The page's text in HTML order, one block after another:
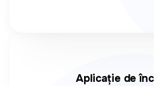
Aplicație de